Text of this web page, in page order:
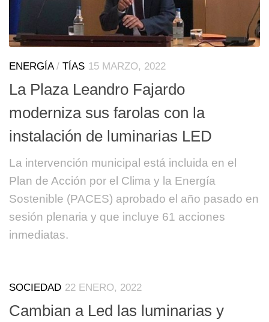
ENERGÍA/ TÍAS 15 MARZO, 2022
La Plaza Leandro Fajardo
moderniza sus farolas con la
instalación de luminarias LED
La intervención municipal está incluida en el
Plan de Acción por el Clima y la Energía
Sostenible (PACES) aprobado el año pasado en
sesión plenaria y que incluye 61 acciones
inmediatas.
SOCIEDAD 22 ENERO, 2022
Cambian a Led las luminarias y